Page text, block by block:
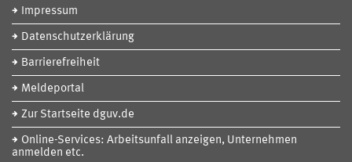
Impressum
Datenschutzerklärung
Barrierefreiheit
Meldeportal
Zur Startseite dguv.de
Online-Services: Arbeitsunfall anzeigen, Unternehmen
anmelden etc.